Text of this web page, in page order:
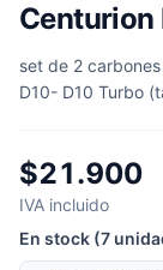
Centurion
set de 2
D10- D10 Turbo
$21.900
IVA incluido
En stock (7